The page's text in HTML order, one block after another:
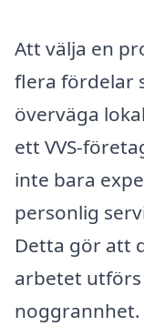
Att välja en
flera fördelar
överväga
ett VVS-
inte bara
personlig
Detta gör att
arbetet
noggrannhet.